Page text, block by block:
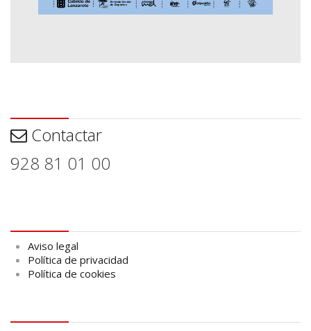
Contactar
928 81 01 00
Aviso legal
Política de privacidad
Política de cookies